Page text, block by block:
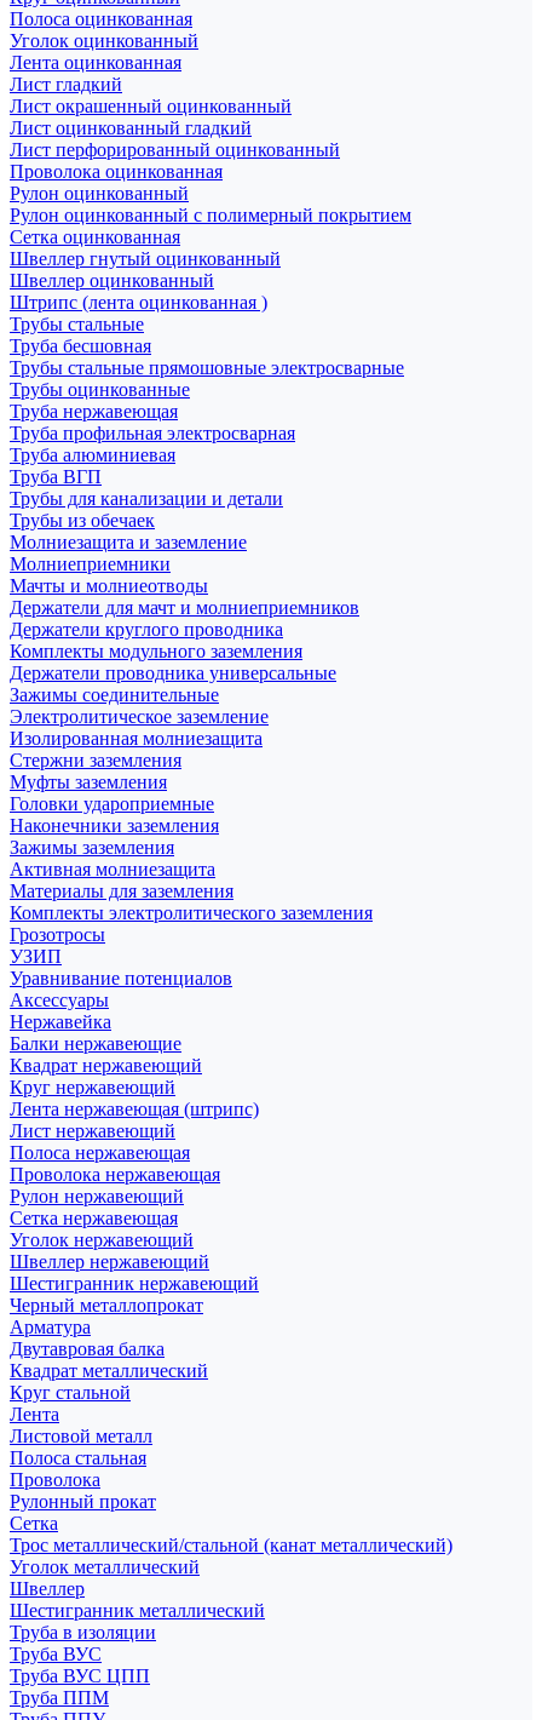
Полоса оцинкованная
Уголок оцинкованный
Лента оцинкованная
Лист гладкий
Лист окрашенный оцинкованный
Лист оцинкованный гладкий
Лист перфорированный оцинкованный
Проволока оцинкованная
Рулон оцинкованный
Рулон оцинкованный с полимерный покрытием
Сетка оцинкованная
Швеллер гнутый оцинкованный
Швеллер оцинкованный
Штрипс (лента оцинкованная )
Трубы стальные
Труба бесшовная
Трубы стальные прямошовные электросварные
Трубы оцинкованные
Труба нержавеющая
Труба профильная электросварная
Труба алюминиевая
Труба ВГП
Трубы для канализации и детали
Трубы из обечаек
Молниезащита и заземление
Молниеприемники
Мачты и молниеотводы
Держатели для мачт и молниеприемников
Держатели круглого проводника
Комплекты модульного заземления
Держатели проводника универсальные
Зажимы соединительные
Электролитическое заземление
Изолированная молниезащита
Стержни заземления
Муфты заземления
Головки удароприемные
Наконечники заземления
Зажимы заземления
Активная молниезащита
Материалы для заземления
Комплекты электролитического заземления
Грозотросы
УЗИП
Уравнивание потенциалов
Аксессуары
Нержавейка
Балки нержавеющие
Квадрат нержавеющий
Круг нержавеющий
Лента нержавеющая (штрипс)
Лист нержавеющий
Полоса нержавеющая
Проволока нержавеющая
Рулон нержавеющий
Сетка нержавеющая
Уголок нержавеющий
Швеллер нержавеющий
Шестигранник нержавеющий
Черный металлопрокат
Арматура
Двутавровая балка
Квадрат металлический
Круг стальной
Лента
Листовой металл
Полоса стальная
Проволока
Рулонный прокат
Сетка
Трос металлический/стальной (канат металлический)
Уголок металлический
Швеллер
Шестигранник металлический
Труба в изоляции
Труба ВУС
Труба ВУС ЦПП
Труба ППМ